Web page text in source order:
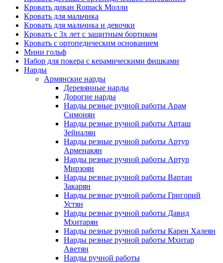
Кровать диван Romack Молли
Кровать для мальчика
Кровать для мальчика и девочки
Кровать с 3х лет с защитным бортиком
Кровать с ортопедическим основанием
Мини гольф
Набор для покера с керамическими фишками
Нарды
Армянские нарды
Деревянные нарды
Дорогие нарды
Нарды резные ручной работы Арам
Симонян
Нарды резные ручной работы Арташ
Зейналян
Нарды резные ручной работы Артур
Арменакян
Нарды резные ручной работы Артур
Мирзоян
Нарды резные ручной работы Вартан
Закарян
Нарды резные ручной работы Григорий
Устян
Нарды резные ручной работы Давид
Мхитарян
Нарды резные ручной работы Карен Халеян
Нарды резные ручной работы Мхитар
Аветян
Нарды ручной работы